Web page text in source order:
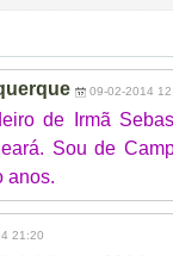
09-02-2014
de Irmã
Sou de
anos.
21:20